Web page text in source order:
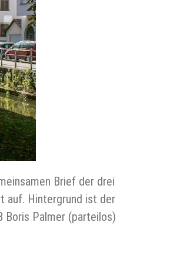
Brief der drei
auf. Hintergrund ist der
Boris Palmer (parteilos)